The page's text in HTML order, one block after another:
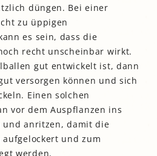
düngen. Bei einer
zu üppigen
es sein, dass die
recht unscheinbar wirkt.
gut entwickelt ist, dann
versorgen können und sich
Einen solchen
vor dem Auspflanzen ins
und anritzen, damit die
und zum
werden.